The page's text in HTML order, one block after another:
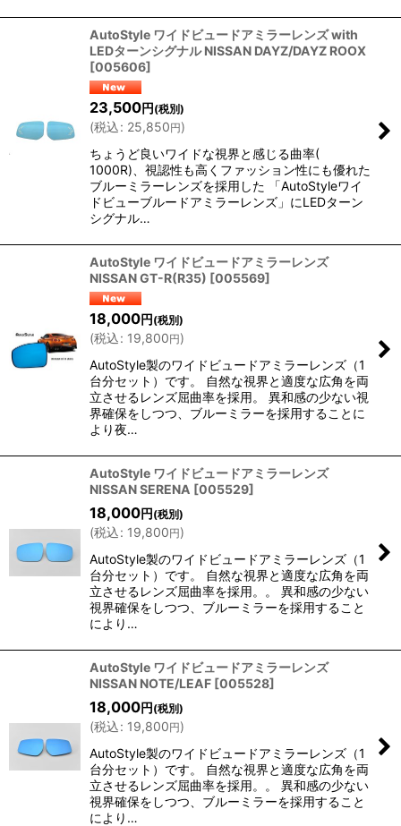
AutoStyle ワイドビュードアミラーレンズ with
LEDターンシグナル NISSAN DAYZ/DAYZ ROOX
[005606]
23,500円 (税別)
(税込: 25,850円)
ちょうど良いワイドな視界と感じる曲率(
1000R)、視認性も高くファッション性にも優れた
ブルーミラーレンズを採用した 「AutoStyleワイ
ドビューブルードアミラーレンズ」にLEDターン
シグナル…
AutoStyle ワイドビュードアミラーレンズ
NISSAN GT-R(R35) [005569]
18,000円 (税別)
(税込: 19,800円)
AutoStyle製のワイドビュードアミラーレンズ（1
台分セット）です。 自然な視界と適度な広角を両
立させるレンズ屈曲率を採用。 異和感の少ない視
界確保をしつつ、ブルーミラーを採用することに
より夜…
AutoStyle ワイドビュードアミラーレンズ
NISSAN SERENA [005529]
18,000円 (税別)
(税込: 19,800円)
AutoStyle製のワイドビュードアミラーレンズ（1
台分セット）です。 自然な視界と適度な広角を両
立させるレンズ屈曲率を採用。。 異和感の少ない
視界確保をしつつ、ブルーミラーを採用すること
により…
AutoStyle ワイドビュードアミラーレンズ
NISSAN NOTE/LEAF [005528]
18,000円 (税別)
(税込: 19,800円)
AutoStyle製のワイドビュードアミラーレンズ（1
台分セット）です。 自然な視界と適度な広角を両
立させるレンズ屈曲率を採用。。 異和感の少ない
視界確保をしつつ、ブルーミラーを採用すること
により…